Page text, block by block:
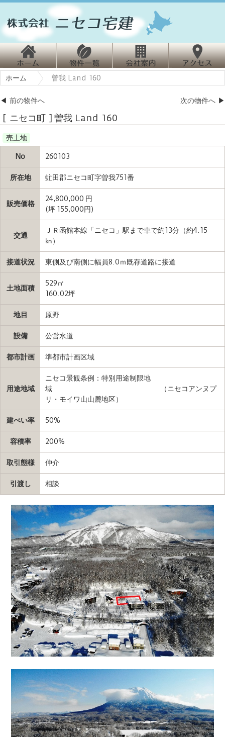
ホ
ーム
物
件情報
会
ホーム 曽我 Land 160
◀ 前の物件へ 次の物件へ ▶
[ ニセコ町 ] 曽我 Land 160
売土地
No 260103
所在地 虻田郡ニセコ町字曽我751番
販売価格
24,800,000 円
(坪 155,000円)
交通
ＪＲ函館本線「ニセコ」駅まで車で約13分（約4.15
㎞）
接道状況 東側及び南側に幅員8.0ｍ既存道路に接道
土地面積
529㎡
160.02坪
地目 原野
設備 公営水道
都市計画 準都市計画区域
用途地域
ニセコ景観条例：特別用途制限地
域 （ニセコアンヌプ
リ・モイワ山山麓地区）
建ぺい率 50%
容積率 200%
取引態様 仲介
引渡し 相談